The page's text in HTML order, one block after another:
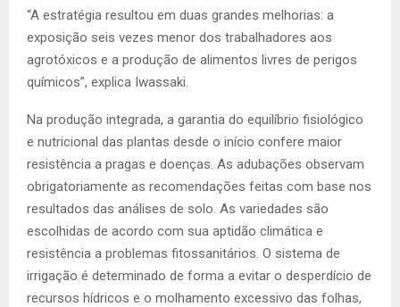
“A estratégia resultou em duas grandes melhorias: a
exposição seis vezes menor dos trabalhadores aos
agrotóxicos e a produção de alimentos livres de perigos
químicos”, explica Iwassaki.
Na produção integrada, a garantia do equilíbrio fisiológico
e nutricional das plantas desde o início confere maior
resistência a pragas e doenças. As adubações observam
obrigatoriamente as recomendações feitas com base nos
resultados das análises de solo. As variedades são
escolhidas de acordo com sua aptidão climática e
resistência a problemas fitossanitários. O sistema de
irrigação é determinado de forma a evitar o desperdício de
recursos hídricos e o molhamento excessivo das folhas,